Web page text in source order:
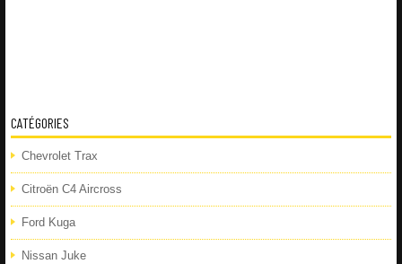
CATÉGORIES
Chevrolet Trax
Citroën C4 Aircross
Ford Kuga
Nissan Juke